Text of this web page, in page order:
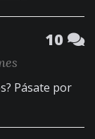
10
Pásate por